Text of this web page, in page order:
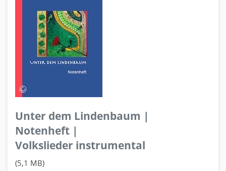
Unter dem Lindenbaum |
Notenheft |
Volkslieder instrumental
(5,1 MB)